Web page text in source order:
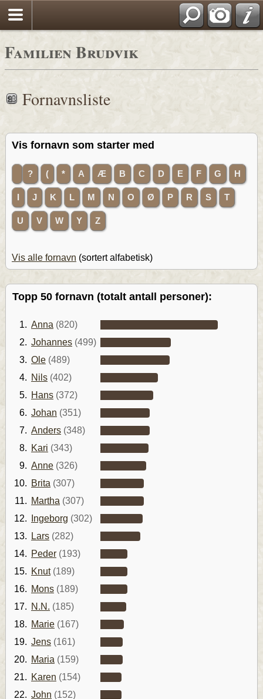
Familien Brudvik
Fornavnsliste
Vis fornavn som starter med
? ( * A Æ B C D E F G H
J K L M N O Ø P R S T
U V W Y Z
Vis alle fornavn (sortert alfabetisk)
Topp 50 fornavn (totalt antall personer):
1. Anna (820)
2. Johannes (499)
3. Ole (489)
4. Nils (402)
5. Hans (372)
6. Johan (351)
7. Anders (348)
8. Kari (343)
9. Anne (326)
10. Brita (307)
11. Martha (307)
12.
Ingeborg (302)
13. Lars (282)
14. Peder (193)
15. Knut (189)
16. Mons (189)
17. N.N. (185)
18. Marie (167)
19. Jens (161)
20. Maria (159)
21. Karen (154)
22. John (152)